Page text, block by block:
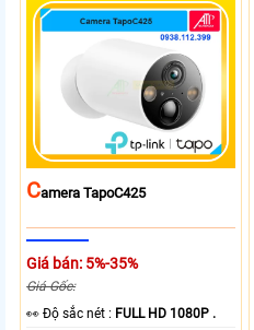
CAmera TapoC425
Giá bán: 5%-35%
Giá Gốc:
️👀 Độ sắc nét : FULL HD 1080P .